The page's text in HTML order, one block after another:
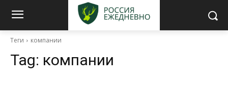
Теги компании
Tag: компании